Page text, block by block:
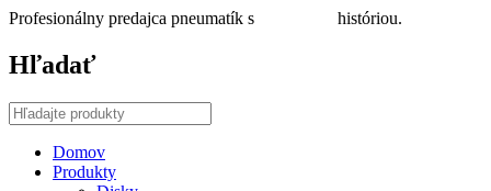
Profesionálny predajca pneumatík s históriou.
Hľadať
Domov
Produkty